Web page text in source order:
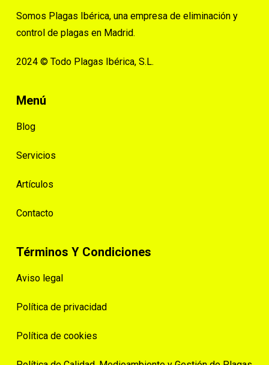
Somos Plagas Ibérica, una empresa de eliminación y
control de plagas en Madrid.
2024 © Todo Plagas Ibérica, S.L.
Menú
Blog
Servicios
Artículos
Contacto
Términos Y Condiciones
Aviso legal
Política de privacidad
Política de cookies